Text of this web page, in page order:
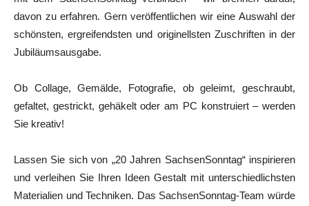
davon zu erfahren. Gern veröffentlichen wir eine Auswahl der
schönsten, ergreifendsten und originellsten Zuschriften in der
Jubiläumsausgabe.
Ob Collage, Gemälde, Fotografie, ob geleimt, geschraubt,
gefaltet, gestrickt, gehäkelt oder am PC konstruiert – werden
Sie kreativ!
Lassen Sie sich von „20 Jahren SachsenSonntag“ inspirieren
und verleihen Sie Ihren Ideen Gestalt mit unterschiedlichsten
Materialien und Techniken. Das SachsenSonntag-Team würde